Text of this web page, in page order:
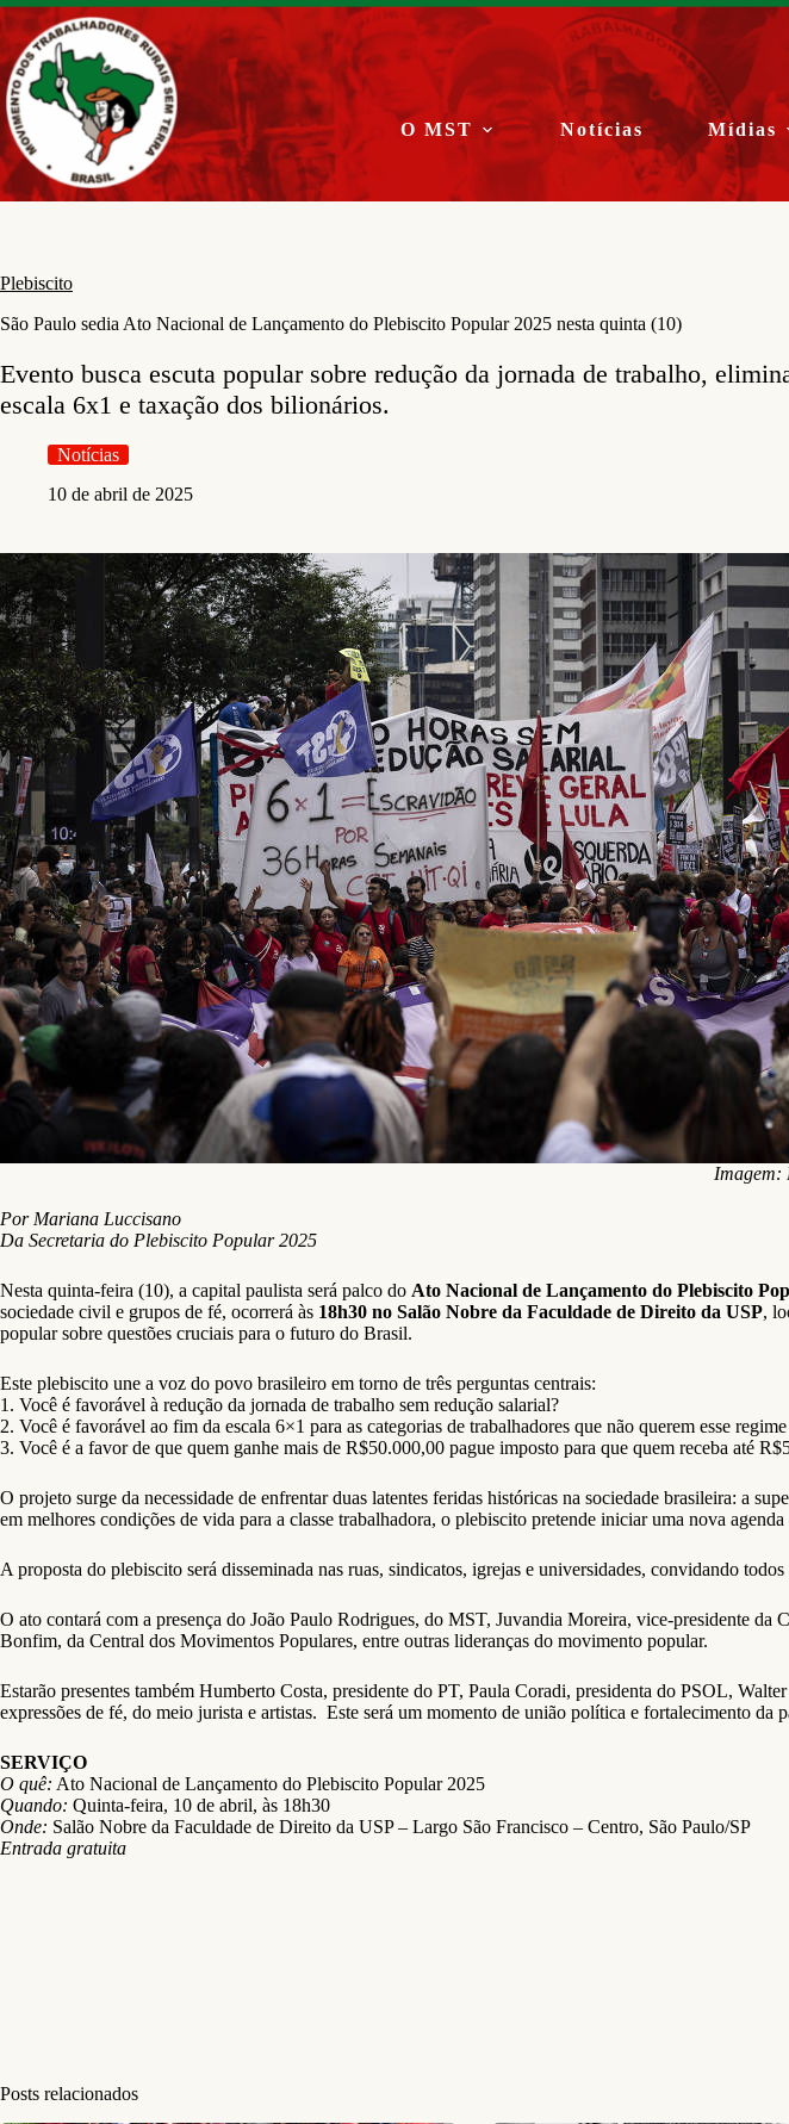
Pular
para
o
conteúdo
O MST Notícias Mídias
Plebiscito
São Paulo sedia Ato Nacional de Lançamento do Plebiscito Popular 2025 nesta quinta (10)
Evento busca escuta popular sobre redução da jornada de trabalho,
escala 6x1 e taxação dos bilionários.
Notícias
10 de abril de 2025
Imagem:
Por Mariana Luccisano
Da Secretaria do Plebiscito Popular 2025
Nesta quinta-feira (10), a capital paulista será palco do Ato Nacional de Lançamento do Plebiscito
sociedade civil e grupos de fé, ocorrerá às 18h30 no Salão Nobre da Faculdade de Direito da USP,
popular sobre questões cruciais para o futuro do Brasil.
Este plebiscito une a voz do povo brasileiro em torno de três perguntas centrais:
1. Você é favorável à redução da jornada de trabalho sem redução salarial?
2. Você é favorável ao fim da escala 6×1 para as categorias de trabalhadores que não querem esse
3. Você é a favor de que quem ganhe mais de R$50.000,00 pague imposto para que quem receba até
O projeto surge da necessidade de enfrentar duas latentes feridas históricas na sociedade brasileira: a
em melhores condições de vida para a classe trabalhadora, o plebiscito pretende iniciar uma nova
A proposta do plebiscito será disseminada nas ruas, sindicatos, igrejas e universidades, convidando
O ato contará com a presença do João Paulo Rodrigues, do MST, Juvandia Moreira, vice-presidente
Bonfim, da Central dos Movimentos Populares, entre outras lideranças do movimento popular.
Estarão presentes também Humberto Costa, presidente do PT, Paula Coradi, presidenta do PSOL,
expressões de fé, do meio jurista e artistas. Este será um momento de união política e fortalecimento
SERVIÇO
O quê: Ato Nacional de Lançamento do Plebiscito Popular 2025
Quando: Quinta-feira, 10 de abril, às 18h30
Onde: Salão Nobre da Faculdade de Direito da USP – Largo São Francisco – Centro, São Paulo/SP
Entrada gratuita
Posts relacionados